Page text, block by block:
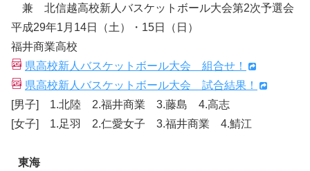
兼 北信越高校新人バスケットボール大会第2次予選会
平成29年1月14日（土）・15日（日）
福井商業高校
県高校新人バスケットボール大会 組合せ！
県高校新人バスケットボール大会 試合結果！
[男子] 1.北陸 2.福井商業 3.藤島 4.高志
[女子] 1.足羽 2.仁愛女子 3.福井商業 4.鯖江
東海